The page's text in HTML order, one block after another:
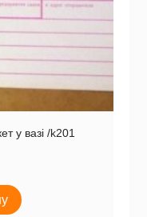
у вазі /k201